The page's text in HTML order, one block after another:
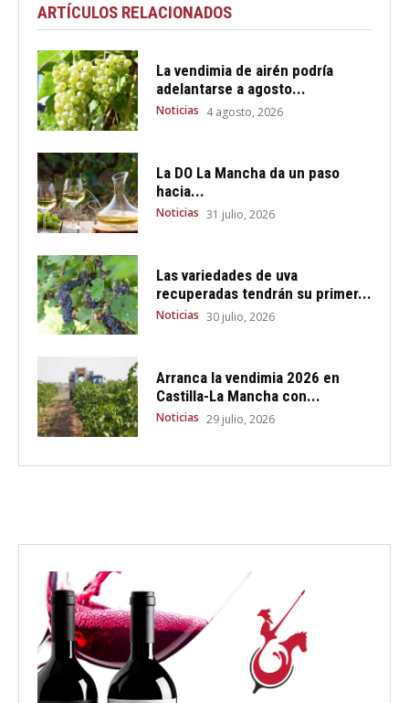
ARTÍCULOS RELACIONADOS
La vendimia de airén podría
adelantarse a agosto...
Noticias 4 agosto, 2026
La DO La Mancha da un paso
hacia...
Noticias 31 julio, 2026
Las variedades de uva
recuperadas tendrán su primer...
Noticias 30 julio, 2026
Arranca la vendimia 2026 en
Castilla-La Mancha con...
Noticias 29 julio, 2026